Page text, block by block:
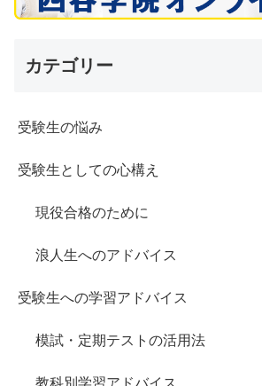
カテゴリー
受験生の悩み
受験生としての心構え
現役合格のために
浪人生へのアドバイス
受験生への学習アドバイス
模試・定期テストの活用法